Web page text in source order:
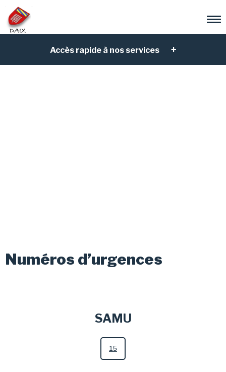
Accès rapide à nos services
Numéros d’urgences
SAMU
15